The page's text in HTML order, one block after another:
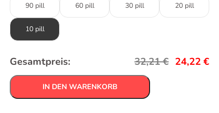
90 pill 60 pill 30 pill 20 pill
10 pill
Gesamtpreis: 32,21€ 24,22 €
IN DEN WARENKORB